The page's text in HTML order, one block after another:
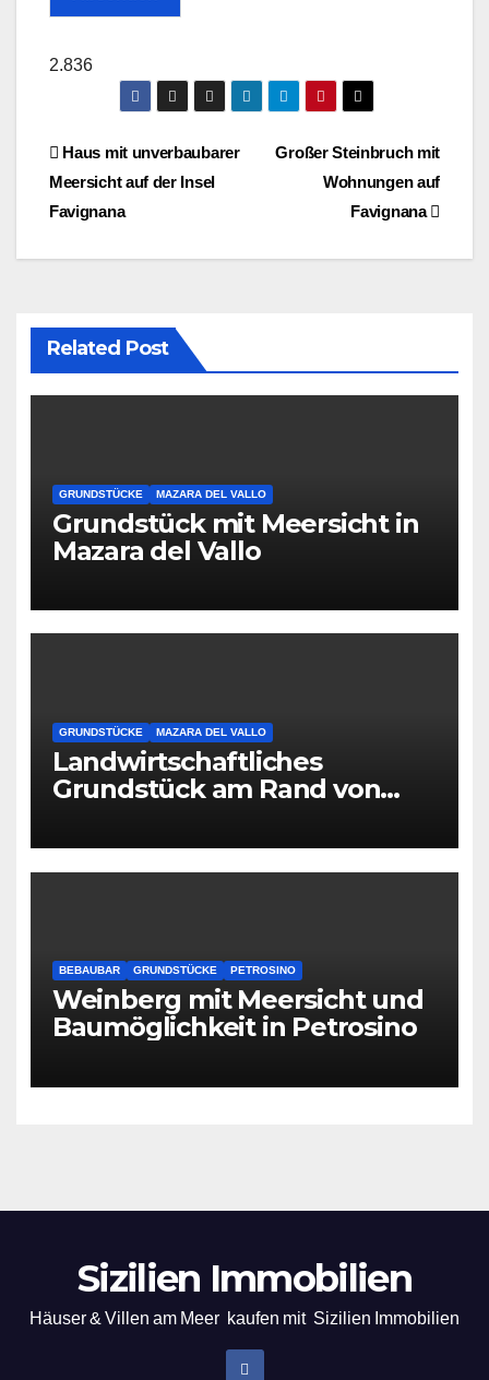
2.836
Post
navigation
Großer Steinbruch mit
Wohnungen auf
Favignana
Haus mit unverbaubarer
Meersicht auf der Insel
Favignana
Related Post
GRUNDSTÜCKE MAZARA DEL VALLO
Grundstück mit Meersicht in
Mazara del Vallo
GRUNDSTÜCKE MAZARA DEL VALLO
Landwirtschaftliches
Grundstück am Rand von
BEBAUBAR GRUNDSTÜCKE PETROSINO
Weinberg mit Meersicht und
Baumöglichkeit in Petrosino
Sizilien Immobilien
Häuser & Villen am Meer kaufen mit Sizilien Immobilien